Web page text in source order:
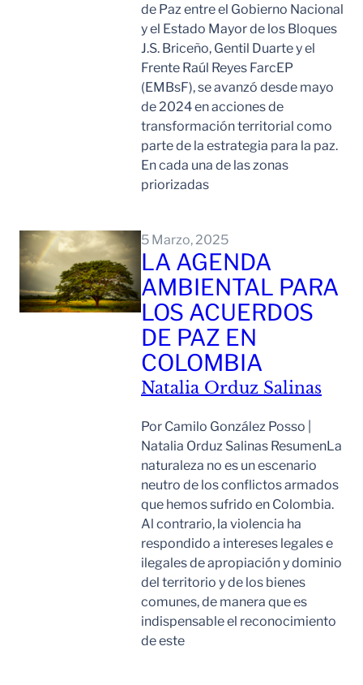
de Paz entre el Gobierno Nacional
y el Estado Mayor de los Bloques
J.S. Briceño, Gentil Duarte y el
Frente Raúl Reyes FarcEP
(EMBsF), se avanzó desde mayo
de 2024 en acciones de
transformación territorial como
parte de la estrategia para la paz.
En cada una de las zonas
priorizadas
5 Marzo, 2025
LA AGENDA
AMBIENTAL PARA
LOS ACUERDOS
DE PAZ EN
COLOMBIA
Natalia Orduz Salinas
Por Camilo González Posso |
Natalia Orduz Salinas ResumenLa
naturaleza no es un escenario
neutro de los conflictos armados
que hemos sufrido en Colombia.
Al contrario, la violencia ha
respondido a intereses legales e
ilegales de apropiación y dominio
del territorio y de los bienes
comunes, de manera que es
indispensable el reconocimiento
de este